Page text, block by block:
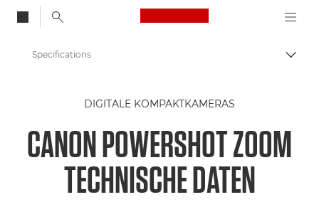
Canon Logo, back
Auf
Digitale Kompaktkameras
Canon PowerShot ZOOM
Specifications
DIGITALE KOMPAKTKAMERAS
CANON POWERSHOT ZOOM
TECHNISCHE DATEN